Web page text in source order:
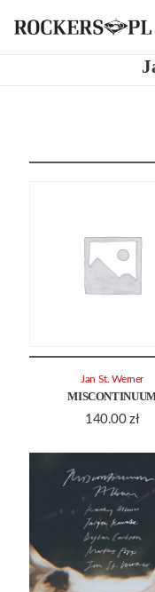
140.00 zł
Jan St. Werner